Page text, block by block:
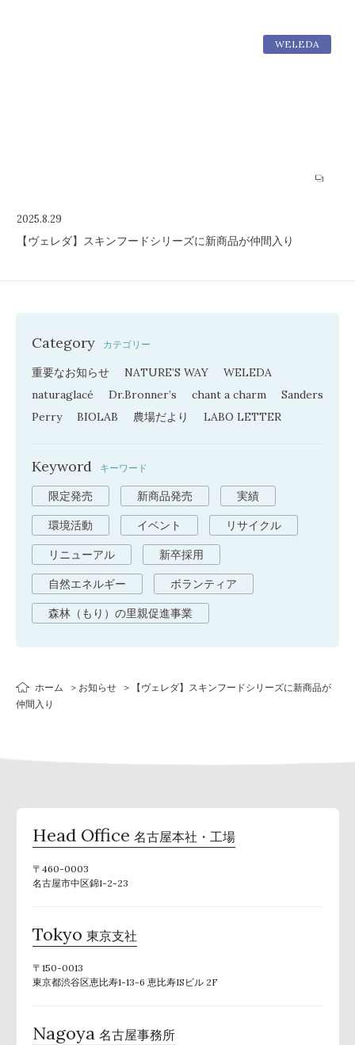
WELEDA
2025.8.29
【ヴェレダ】スキンフードシリーズに新商品が仲間入り
Category カテゴリー
重要なお知らせ NATURE’S WAY
WELEDA
naturaglacé
Dr.Bronner’s chant a charm
Sanders
Perry
BIOLAB 農場だより LABO LETTER
Keyword キーワード
限定発売 新商品発売 実績
環境活動 イベント リサイクル
リニューアル 新卒採用
自然エネルギー ボランティア
森林（もり）の里親促進事業
ホーム お知らせ
【ヴェレダ】スキンフードシリーズに新商品が
仲間入り
Head Office 名古屋本社・工場
〒460-0003
名古屋市中区錦1-2-23
Tokyo 東京支社
〒150-0013
東京都渋谷区恵比寿1-13-6 恵比寿ISビル 2F
Nagoya 名古屋事務所